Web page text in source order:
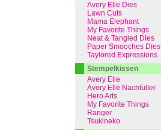
Avery Elle Dies
Lawn Cuts
Mama Elephant
My Favorite Things
Neat & Tangled Dies
Paper Smooches Dies
Taylored Expressions
Stempelkissen
Avery Elle
Avery Elle Nachfüller
Hero Arts
My Favorite Things
Ranger
Tsukineko